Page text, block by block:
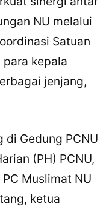
NU melalui
Satuan
kepala
jenjang,
di Gedung PCNU
(PH) PCNU,
PC Muslimat NU
ketua